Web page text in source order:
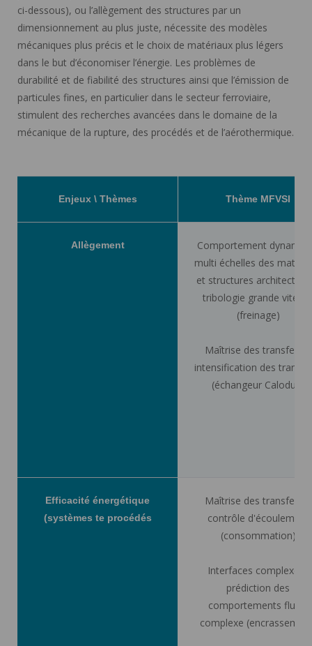
ci-dessous), ou l’allègement des structures par un
dimensionnement au plus juste, nécessite des modèles
mécaniques plus précis et le choix de matériaux plus légers
dans le but d’économiser l’énergie. Les problèmes de
durabilité et de fiabilité des structures ainsi que l’émission de
particules fines, en particulier dans le secteur ferroviaire,
stimulent des recherches avancées dans le domaine de la
mécanique de la rupture, des procédés et de l’aérothermique.
Enjeux \ Thèmes Thème MFVSI
Allègement
Comportement
multi échelles des
et structures
tribologie grande
(freinage)
Maîtrise des transferts :
intensification des
(échangeur Caloduc)
Efficacité énergétique
(systèmes te procédés
Maîtrise des transferts :
contrôle d'écoulement
(consommation)
Interfaces complexes :
prédiction des
comportements fluide
complexe